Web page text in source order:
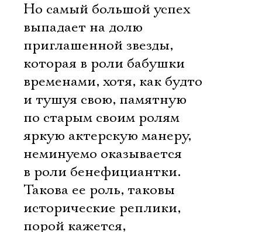
Но самый большой успех
выпадает на долю
приглашенной звезды,
которая в роли бабушки
временами, хотя, как будто
и тушуя свою, памятную
по старым своим ролям
яркую актерскую манеру,
неминуемо оказывается
в роли бенефициантки.
Такова ее роль, таковы
исторические реплики,
порой кажется,